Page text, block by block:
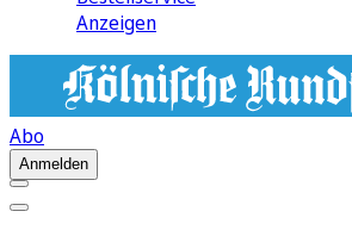
Anzeigen
Abo
Anmelden